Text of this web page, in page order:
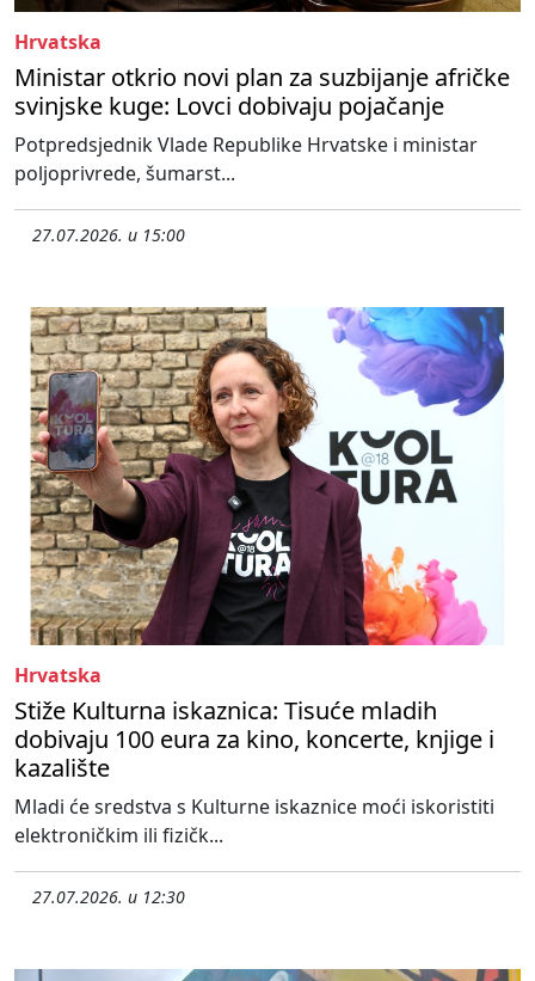
Hrvatska
Ministar otkrio novi plan za suzbijanje afričke
svinjske kuge: Lovci dobivaju pojačanje
Potpredsjednik Vlade Republike Hrvatske i ministar
poljoprivrede, šumarst...
27.07.2026. u 15:00
Hrvatska
Stiže Kulturna iskaznica: Tisuće mladih
dobivaju 100 eura za kino, koncerte, knjige i
kazalište
Mladi će sredstva s Kulturne iskaznice moći iskoristiti
elektroničkim ili fizičk...
27.07.2026. u 12:30